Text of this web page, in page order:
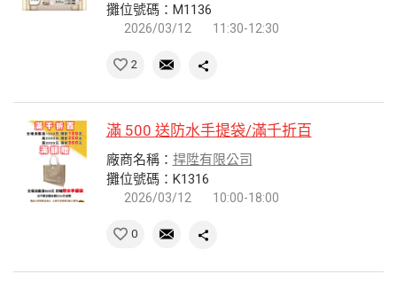
攤位號碼：M1136
2026/03/12 11:30-12:30
2
滿 500 送防水手提袋/滿千折百
廠商名稱： 捍陞有限公司
攤位號碼：K1316
2026/03/12 10:00-18:00
0